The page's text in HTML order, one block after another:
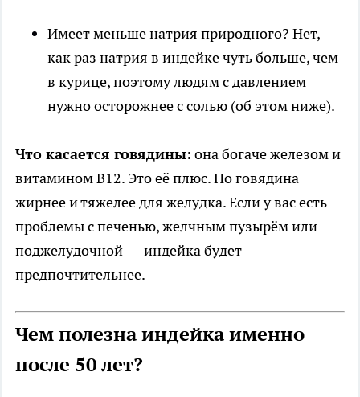
Имеет меньше натрия природного? Нет,
как раз натрия в индейке чуть больше, чем
в курице, поэтому людям с давлением
нужно осторожнее с солью (об этом ниже).
Что касается говядины: она богаче железом и
витамином B12. Это её плюс. Но говядина
жирнее и тяжелее для желудка. Если у вас есть
проблемы с печенью, желчным пузырём или
поджелудочной — индейка будет
предпочтительнее.
Чем полезна индейка именно
после 50 лет?